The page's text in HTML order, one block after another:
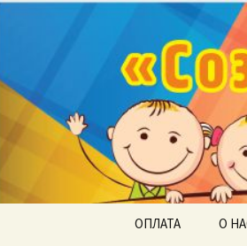
Перейти
ОПЛАТА О